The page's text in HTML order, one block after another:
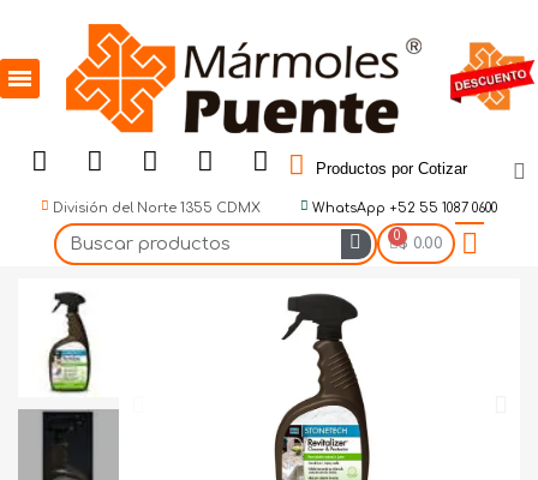
Productos por Cotizar
División del Norte 1355 CDMX WhatsApp +52 55 1087 0600
$ 0.00